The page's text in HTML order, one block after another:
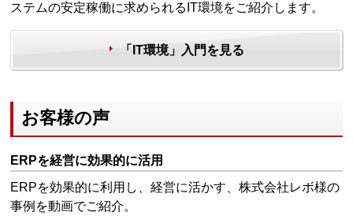
ステムの安定稼働に求められるIT環境をご紹介します。
「IT環境」入門を見る
お客様の声
ERPを経営に効果的に活用
ERPを効果的に利用し、経営に活かす、株式会社レボ様の
事例を動画でご紹介。